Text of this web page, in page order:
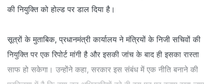
की नियुक्ति को होल्ड पर डाल दिया है।
सूत्रों के मुताबिक, प्रधानमंत्री कार्यालय ने मंत्रियों के निजी सचिवों की
नियुक्ति पर एक रिपोर्ट मांगी है और इसकी जांच के बाद ही इसका रास्ता
साफ हो सकेगा। उन्होंने कहा, सरकार इस संबंध में एक नीति बनाने की